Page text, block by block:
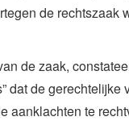
de rechtszaak
de zaak,
dat de gerechtelijke
aanklachten te